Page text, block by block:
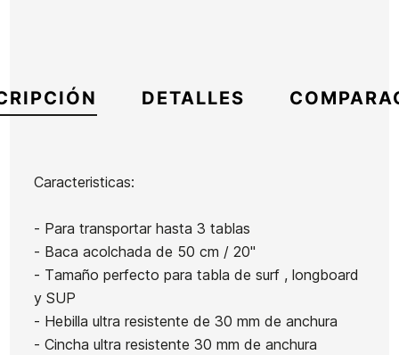
DETALLES
Caracteristicas:
- Para transportar hasta 3 tablas
- Baca acolchada de 50 cm / 20"
- Tamaño perfecto para tabla de surf , longboard
y SUP
- Hebilla ultra resistente de 30 mm de anchura
- Cincha ultra resistente 30 mm de anchura
Marca Surf Logic
ReferenciaSL-VACIX54152
En stock 2 Artículos